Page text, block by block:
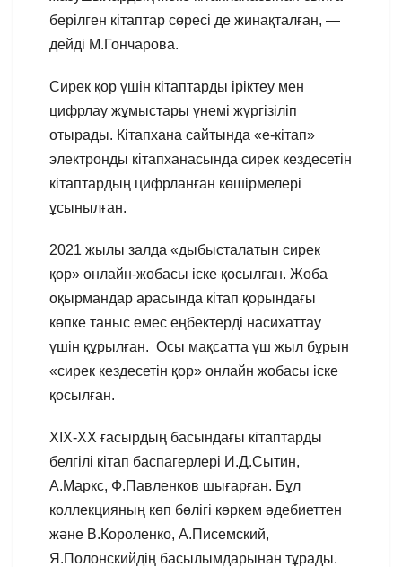
берілген кітаптар сөресі де жинақталған, —
дейді М.Гончарова.
Сирек қор үшін кітаптарды іріктеу мен
цифрлау жұмыстары үнемі жүргізіліп
отырады. Кітапхана сайтында «е-кітап»
электронды кітапханасында сирек кездесетін
кітаптардың цифрланған көшірмелері
ұсынылған.
2021 жылы залда «дыбысталатын сирек
қор» онлайн-жобасы іске қосылған. Жоба
оқырмандар арасында кітап қорындағы
көпке таныс емес еңбектерді насихаттау
үшін құрылған. Осы мақсатта үш жыл бұрын
«сирек кездесетін қор» онлайн жобасы іске
қосылған.
XIX-XX ғасырдың басындағы кітаптарды
белгілі кітап баспагерлері И.Д.Сытин,
А.Маркс, Ф.Павленков шығарған. Бұл
коллекцияның көп бөлігі көркем әдебиеттен
және В.Короленко, А.Писемский,
Я.Полонскийдің басылымдарынан тұрады.